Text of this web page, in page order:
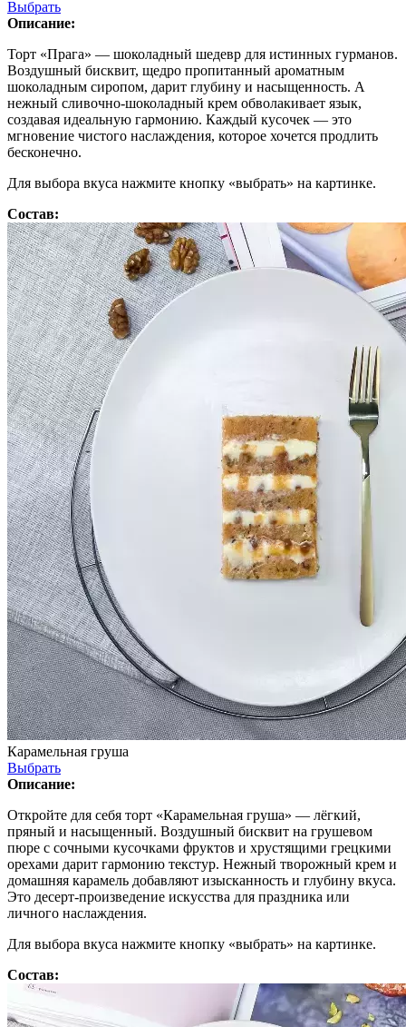
Выбрать
Описание:
Торт «Прага» — шоколадный шедевр для истинных гурманов.
Воздушный бисквит, щедро пропитанный ароматным
шоколадным сиропом, дарит глубину и насыщенность. А
нежный сливочно-шоколадный крем обволакивает язык,
создавая идеальную гармонию. Каждый кусочек — это
мгновение чистого наслаждения, которое хочется продлить
бесконечно.
Для выбора вкуса нажмите кнопку «выбрать» на картинке.
Состав:
Карамельная груша
Выбрать
Описание:
Откройте для себя торт «Карамельная груша» — лёгкий,
пряный и насыщенный. Воздушный бисквит на грушевом
пюре с сочными кусочками фруктов и хрустящими грецкими
орехами дарит гармонию текстур. Нежный творожный крем и
домашняя карамель добавляют изысканность и глубину вкуса.
Это десерт-произведение искусства для праздника или
личного наслаждения.
Для выбора вкуса нажмите кнопку «выбрать» на картинке.
Состав: